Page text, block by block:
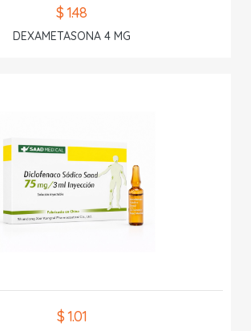
$ 1.48
DEXAMETASONA 4 MG
$ 1.01